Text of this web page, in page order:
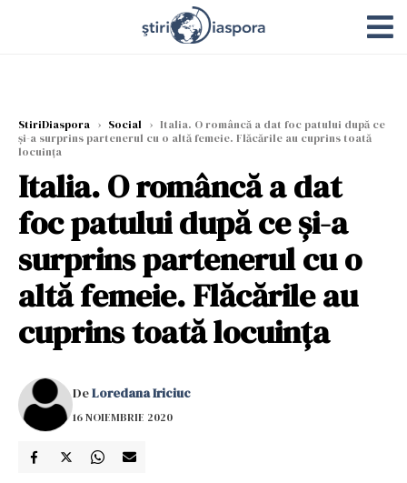
StiriDiaspora › Social › Italia. O româncă a dat foc patului după ce
și-a surprins partenerul cu o altă femeie. Flăcările au cuprins toată
locuința
Italia. O româncă a dat
foc patului după ce și-a
surprins partenerul cu o
altă femeie. Flăcările au
cuprins toată locuința
DeLoredana Iriciuc
16 NOIEMBRIE 2020